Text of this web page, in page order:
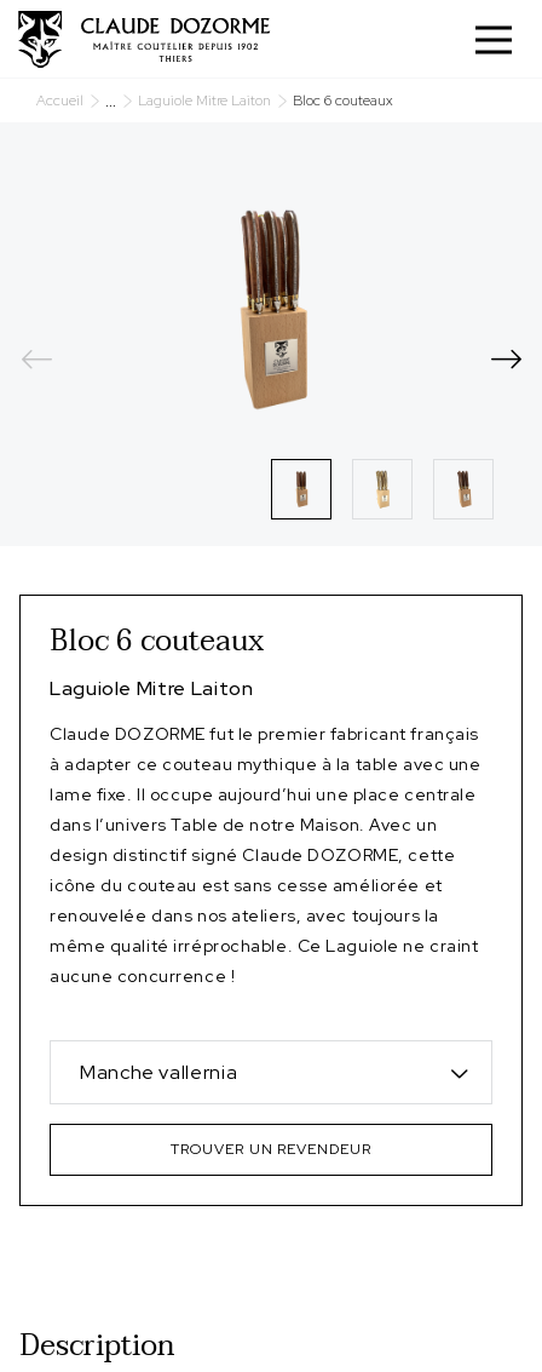
Accueil ... Laguiole Mitre Laiton Bloc 6 couteaux
Bloc 6 couteaux
Laguiole Mitre Laiton
Claude DOZORME fut le premier fabricant français
à adapter ce couteau mythique à la table avec une
lame fixe. Il occupe aujourd’hui une place centrale
dans l’univers Table de notre Maison. Avec un
design distinctif signé Claude DOZORME, cette
icône du couteau est sans cesse améliorée et
renouvelée dans nos ateliers, avec toujours la
même qualité irréprochable. Ce Laguiole ne craint
aucune concurrence !
Manche vallernia
TROUVER UN REVENDEUR
Description
Panneau de gestion des cookies